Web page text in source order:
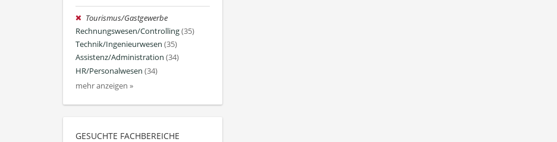
Tourismus/Gastgewerbe
Rechnungswesen/Controlling(35)
Technik/Ingenieurwesen (35)
Assistenz/Administration (34)
HR/Personalwesen (34)
mehr anzeigen »
GESUCHTE FACHBEREICHE